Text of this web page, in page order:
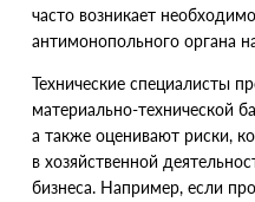
часто возникает
антимонопольного органа
Технические специалисты
материально-технической
а также оценивают риски,
в хозяйственной
бизнеса. Например, если